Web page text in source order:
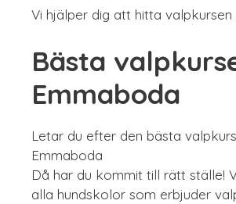
Vi hjälper dig att hitta valpkursen
Bästa
Emmaboda
Letar du efter den bästa
Emmaboda
Då har du kommit till rätt ställe!
alla hundskolor som erbjuder